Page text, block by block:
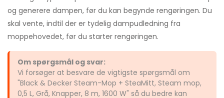
og generere dampen, før du kan begynde rengøringen. Du
skal vente, indtil der er tydelig dampudledning fra
moppehovedet, før du starter rengøringen.
Om spørgsmål og svar:
Vi forsøger at besvare de vigtigste spørgsmål om
"Black & Decker Steam-Mop + SteaMitt, Steam mop,
0,5 L, Grå, Knapper, 8 m, 1600 W" så du bedre kan